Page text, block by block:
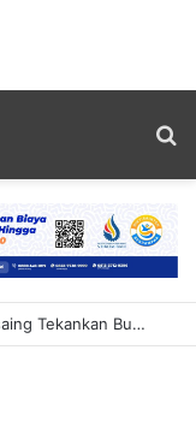
18 Finalis Jegeg Bagus Bali 2026 Bersaing Tekankan Budaya Dan Pariwisata Berkelanjutan